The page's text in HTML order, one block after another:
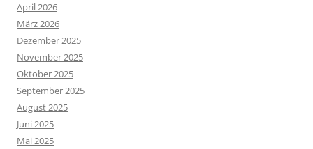
April 2026
März 2026
Dezember 2025
November 2025
Oktober 2025
September 2025
August 2025
Juni 2025
Mai 2025